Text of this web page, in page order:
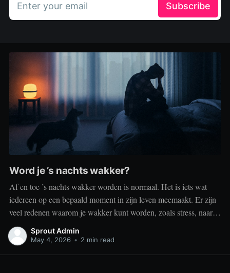
Enter your email Subscribe
Word je ’s nachts wakker?
Af en toe ’s nachts wakker worden is normaal. Het is iets wat
iedereen op een bepaald moment in zijn leven meemaakt. Er zijn
veel redenen waarom je wakker kunt worden, zoals stress, naar
het toilet moeten, je omgeving of medische aandoeningen die je
slaap beïnvloeden. Dit is geen probleem
Sprout Admin
May 4, 2026 • 2 min read